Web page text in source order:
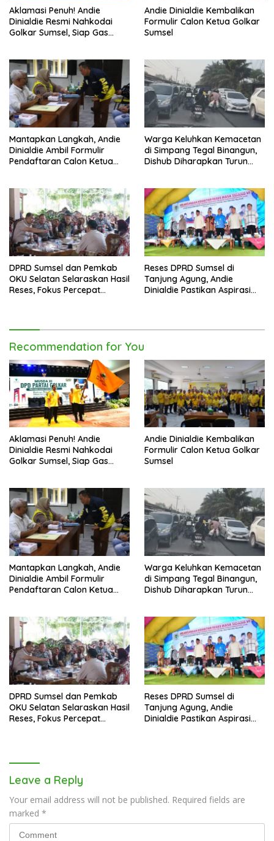
Aklamasi Penuh! Andie
Dinialdie Resmi Nahkodai
Golkar Sumsel, Siap Gas
Andie Dinialdie Kembalikan
Formulir Calon Ketua Golkar
Sumsel
Mantapkan Langkah, Andie
Dinialdie Ambil Formulir
Pendaftaran Calon Ketua
Warga Keluhkan Kemacetan
di Simpang Tegal Binangun,
Dishub Diharapkan Turun
DPRD Sumsel dan Pemkab
OKU Selatan Selaraskan Hasil
Reses, Fokus Percepat
Reses DPRD Sumsel di
Tanjung Agung, Andie
Dinialdie Pastikan Aspirasi
Recommendation for You
Aklamasi Penuh! Andie
Dinialdie Resmi Nahkodai
Golkar Sumsel, Siap Gas
Andie Dinialdie Kembalikan
Formulir Calon Ketua Golkar
Sumsel
Mantapkan Langkah, Andie
Dinialdie Ambil Formulir
Pendaftaran Calon Ketua
Warga Keluhkan Kemacetan
di Simpang Tegal Binangun,
Dishub Diharapkan Turun
DPRD Sumsel dan Pemkab
OKU Selatan Selaraskan Hasil
Reses, Fokus Percepat
Reses DPRD Sumsel di
Tanjung Agung, Andie
Dinialdie Pastikan Aspirasi
Leave a Reply
Your email address will not be published. Required fields are
marked *